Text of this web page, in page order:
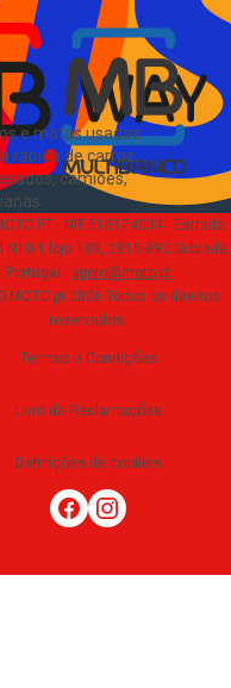
e motas usadas
rápida de carros,
camiões,
· NIF 518174034 · Estrada
N10-1 loja 189, 2815-892 Sobreda,
Portugal · apoio@moto.pt
2026 Todos os direitos
reservados.
Termos e Condições
Livro de Reclamações
Definições de cookies